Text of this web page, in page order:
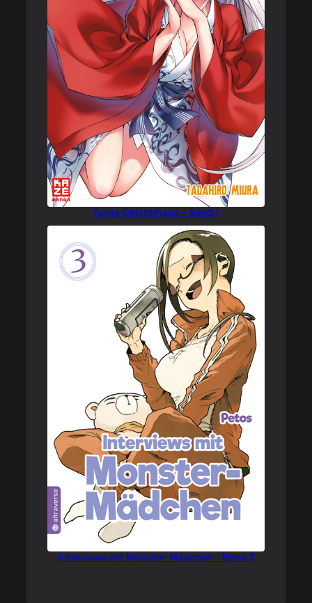
Yunas Geisterhaus – Band 1
Interviews mit Monster-Mädchen – Band 3